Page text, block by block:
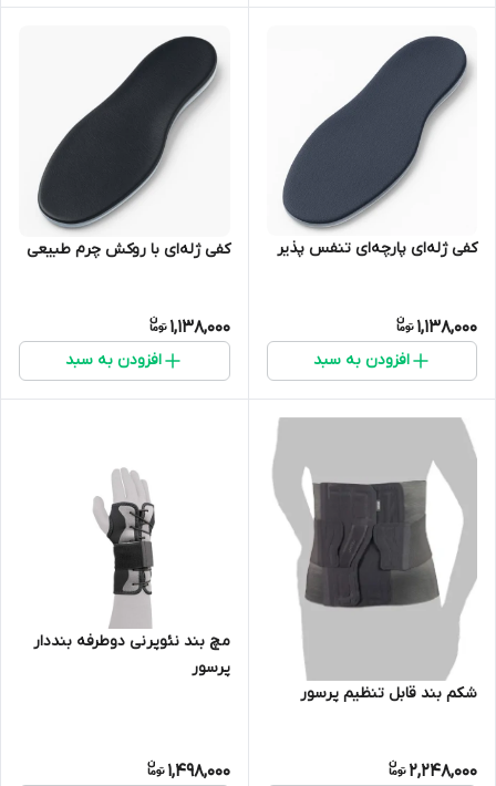
کفی ژله‌ای پارچه‌ای تنفس پذیر
1,138,000
افزودن به سبد
کفی ژله‌ای با روکش چرم طبیعی
1,138,000
افزودن به سبد
شکم بند قابل تنظیم پرسور
2,248,000
مچ بند نئوپرنی دوطرفه بنددار
پرسور
1,498,000